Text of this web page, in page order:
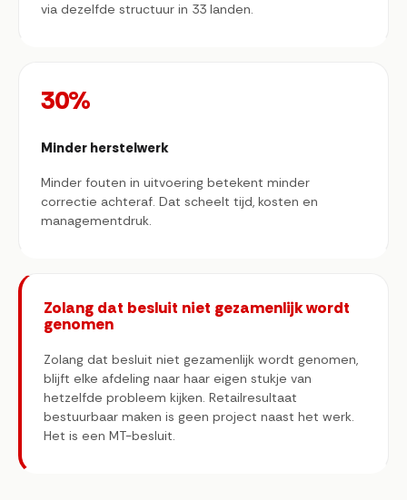
via dezelfde structuur in 33 landen.
30%
Minder herstelwerk
Minder fouten in uitvoering betekent minder
correctie achteraf. Dat scheelt tijd, kosten en
managementdruk.
Zolang dat besluit niet gezamenlijk wordt
genomen
Zolang dat besluit niet gezamenlijk wordt genomen,
blijft elke afdeling naar haar eigen stukje van
hetzelfde probleem kijken. Retailresultaat
bestuurbaar maken is geen project naast het werk.
Het is een MT-besluit.